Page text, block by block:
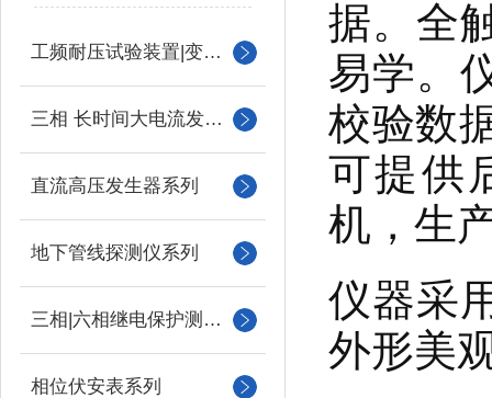
工频耐压试验装置|变压器
三相 长时间大电流发生器
直流高压发生器系列
地下管线探测仪系列
三相|六相继电保护测试仪
相位伏安表系列
据。全
易学。
校验数
可提供
机，生
仪器采
外形美